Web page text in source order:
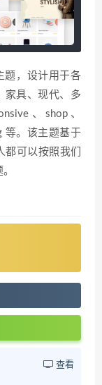
题，设计用于各
家具、现代、多
、shop、
等。该主题基于
都可以按照我们
查看